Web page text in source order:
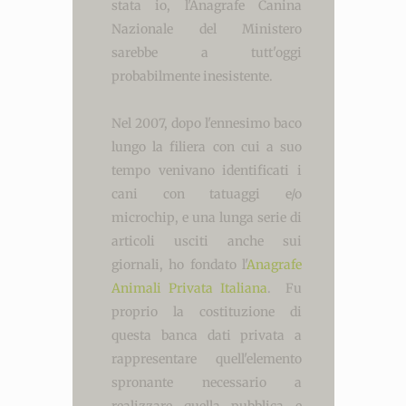
stata io, l'Anagrafe Canina
Nazionale del Ministero
sarebbe a tutt'oggi
probabilmente inesistente.
Nel 2007, dopo l'ennesimo baco
lungo la filiera con cui a suo
tempo venivano identificati i
cani con tatuaggi e/o
microchip, e una lunga serie di
articoli usciti anche sui
giornali, ho fondato l'Anagrafe
Animali Privata Italiana. Fu
proprio la costituzione di
questa banca dati privata a
rappresentare quell'elemento
spronante necessario a